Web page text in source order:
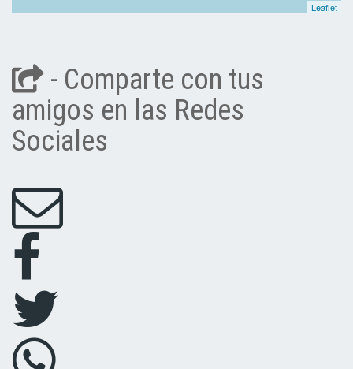
Leaflet
- Comparte con tus
amigos en las Redes
Sociales